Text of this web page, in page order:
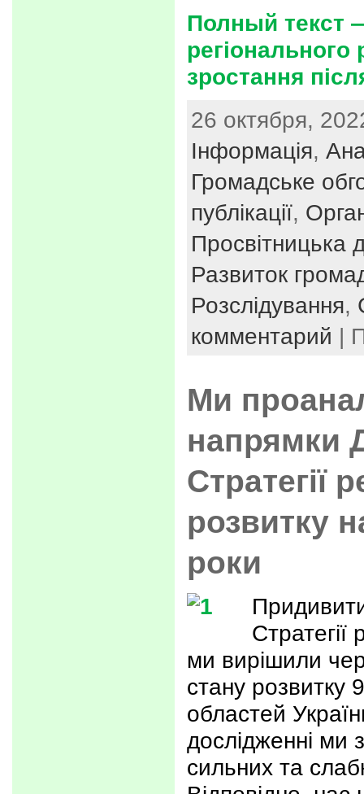
Полный текст
регіонального
зростання
26 октября,
Інформація,
Громадське
публікації,
Просвітницька
Развиток
Розслідування,
комментарий |
Ми
напрямки
Стратегії
розвитку
роки
Стратегії
ми вирішили
стану розвитку
областей
дослідженні ми
сильних та